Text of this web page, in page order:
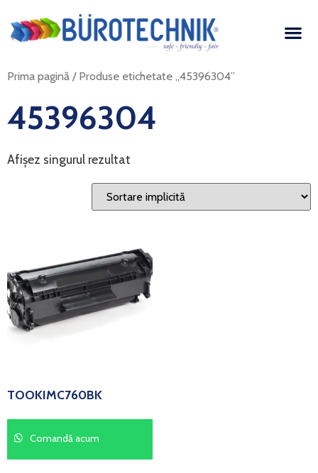
Prima pagină / Produse etichetate „45396304”
45396304
Afișez singurul rezultat
TOOKIMC760BK
Comandă acum